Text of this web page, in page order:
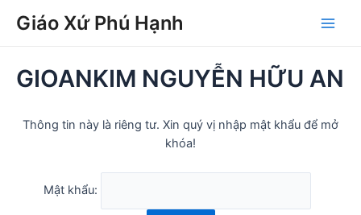
Giáo Xứ Phú Hạnh
Main
GIOANKIM NGUYỄN HỮU AN
Thông tin này là riêng tư. Xin quý vị nhập mật khẩu để mở
khóa!
Mật khẩu:
navigation